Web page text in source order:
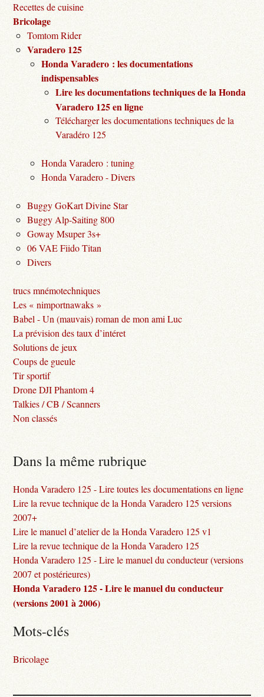
Recettes de cuisine
Bricolage
Tomtom Rider
Varadero 125
Honda Varadero : les documentations
indispensables
Lire les documentations techniques de la Honda
Varadero 125 en ligne
Télécharger les documentations techniques de la
Varadéro 125
Honda Varadero : tuning
Honda Varadero - Divers
Buggy GoKart Divine Star
Buggy Alp-Saiting 800
Goway Msuper 3s+
06 VAE Fiido Titan
Divers
trucs mnémotechniques
Les « nimportnawaks »
Babel - Un (mauvais) roman de mon ami Luc
La prévision des taux d’intéret
Solutions de jeux
Coups de gueule
Tir sportif
Drone DJI Phantom 4
Talkies / CB / Scanners
Non classés
Dans la même rubrique
Honda Varadero 125 - Lire toutes les documentations en ligne
Lire la revue technique de la Honda Varadero 125 versions
2007+
Lire le manuel d’atelier de la Honda Varadero 125 v1
Lire la revue technique de la Honda Varadero 125
Honda Varadero 125 - Lire le manuel du conducteur (versions
2007 et postérieures)
Honda Varadero 125 - Lire le manuel du conducteur
(versions 2001 à 2006)
Mots-clés
Bricolage